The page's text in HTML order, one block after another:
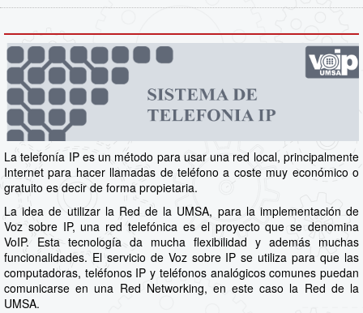
La telefonía IP es un método para usar una red local, principalmente
Internet para hacer llamadas de teléfono a coste muy económico o
gratuito es decir de forma propietaria.
La idea de utilizar la Red de la UMSA, para la implementación de
Voz sobre IP, una red telefónica es el proyecto que se denomina
VoIP. Esta tecnología da mucha flexibilidad y además muchas
funcionalidades. El servicio de Voz sobre IP se utiliza para que las
computadoras, teléfonos IP y teléfonos analógicos comunes puedan
comunicarse en una Red Networking, en este caso la Red de la
UMSA.